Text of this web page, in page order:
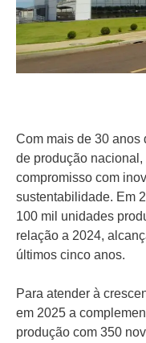
Com mais de 30 anos
de produção
compromisso com
sustentabilidade. Em
100 mil unidades
relação a 2024,
últimos cinco anos.
Para atender à
em 2025 a
produção com 350